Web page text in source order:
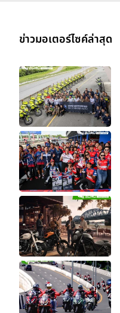
ข่าวมอเตอร์ไซค์ล่าสุด